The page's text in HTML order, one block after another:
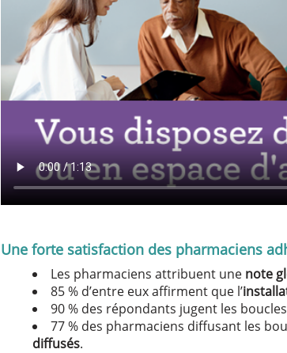
Picture-in-Picture
Fullscreen
This is a modal window.
Beginning of dialog window. Escape will cancel
Text
Transparency
Background
Color Transparency
Window
Color Transparency
Font Size
Text Edge Style
Une forte satisfaction des pharmaciens
Les pharmaciens attribuent une note
85 % d’entre eux affirment que l’
90 % des répondants jugent les
77 % des pharmaciens diffusant les
diffusés.